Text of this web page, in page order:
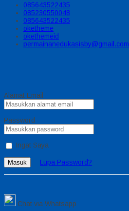
085643522435
085230550048
085643522435
oketheme
okethemeid
permainanedukasisby@gmail.com
Alamat Email
Password
Ingat Saya
Masuk Lupa Password?
Chat via Whatsapp